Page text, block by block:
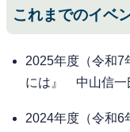
これまでのイベ
2025年度（令和7
には』 中山信一
2024年度（令和6